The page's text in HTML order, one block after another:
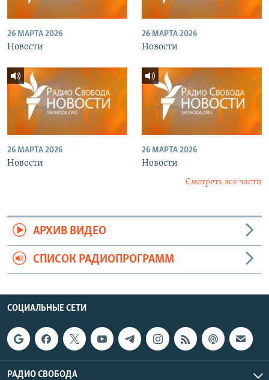
26 МАРТА 2026
Новости
26 МАРТА 2026
Новости
26 МАРТА 2026
Новости
26 МАРТА 2026
Новости
Смотреть все части
АРХИВ ВИДЕО
СПИСОК РАДИОПРОГРАММ
СОЦИАЛЬНЫЕ СЕТИ
РАДИО СВОБОДА